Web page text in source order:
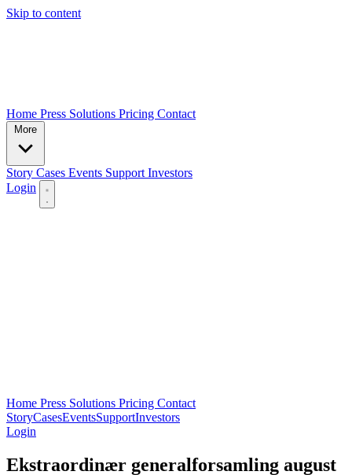
Skip to content
Home Press Solutions Pricing Contact
Story Cases Events SupportInvestors
Login
Home Press Solutions Pricing Contact
StoryCasesEventsSupportInvestors
Login
Ekstraordinær generalforsamling august